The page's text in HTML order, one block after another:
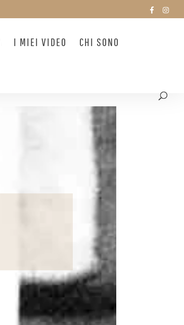
I MIEI VIDEO CHI SONO